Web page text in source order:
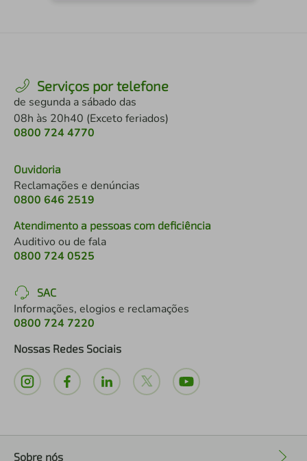
Serviços por telefone
de segunda a sábado das
08h às 20h40 (Exceto feriados)
0800 724 4770
Ouvidoria
Reclamações e denúncias
0800 646 2519
Atendimento a pessoas com deficiência
Auditivo ou de fala
0800 724 0525
SAC
Informações, elogios e reclamações
0800 724 7220
Nossas Redes Sociais
Sobre nós